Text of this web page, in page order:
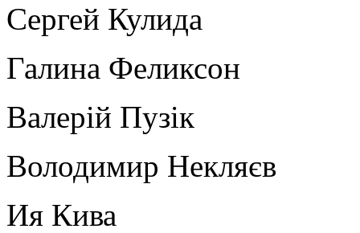
Сергей Кулида
Галина Феликсон
Валерій Пузік
Володимир Некляєв
Ия Кива